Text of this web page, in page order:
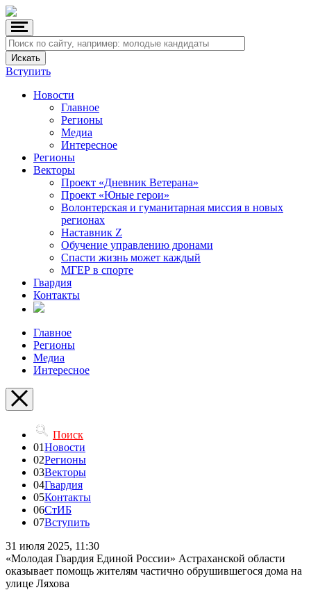
Вступить
Новости
Главное
Регионы
Медиа
Интересное
Регионы
Векторы
Проект «Дневник Ветерана»
Проект «Юные герои»
Волонтерская и гуманитарная миссия в новых
регионах
Наставник Z
Обучение управлению дронами
Спасти жизнь может каждый
МГЕР в спорте
Гвардия
Контакты
Главное
Регионы
Медиа
Интересное
Поиск
01Новости
02Регионы
03Векторы
04Гвардия
05Контакты
06СтИБ
07Вступить
31 июля 2025, 11:30
«Молодая Гвардия Единой России» Астраханской области
оказывает помощь жителям частично обрушившегося дома на
улице Ляхова